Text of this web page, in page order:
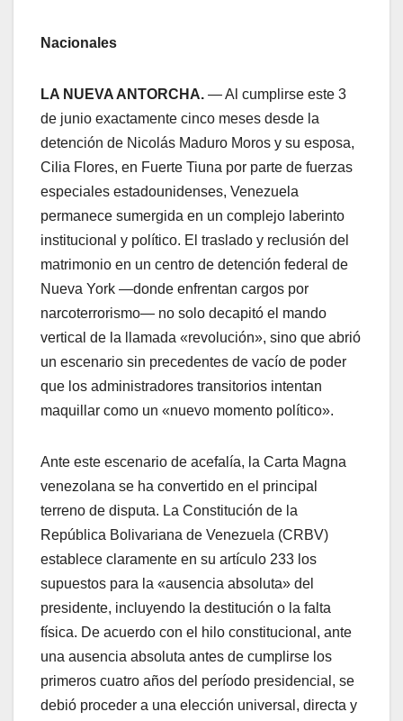
Nacionales
LA NUEVA ANTORCHA. — Al cumplirse este 3
de junio exactamente cinco meses desde la
detención de Nicolás Maduro Moros y su esposa,
Cilia Flores, en Fuerte Tiuna por parte de fuerzas
especiales estadounidenses, Venezuela
permanece sumergida en un complejo laberinto
institucional y político. El traslado y reclusión del
matrimonio en un centro de detención federal de
Nueva York —donde enfrentan cargos por
narcoterrorismo— no solo decapitó el mando
vertical de la llamada «revolución», sino que abrió
un escenario sin precedentes de vacío de poder
que los administradores transitorios intentan
maquillar como un «nuevo momento político».
​Ante este escenario de acefalía, la Carta Magna
venezolana se ha convertido en el principal
terreno de disputa. La Constitución de la
República Bolivariana de Venezuela (CRBV)
establece claramente en su artículo 233 los
supuestos para la «ausencia absoluta» del
presidente, incluyendo la destitución o la falta
física. De acuerdo con el hilo constitucional, ante
una ausencia absoluta antes de cumplirse los
primeros cuatro años del período presidencial, se
debió proceder a una elección universal, directa y